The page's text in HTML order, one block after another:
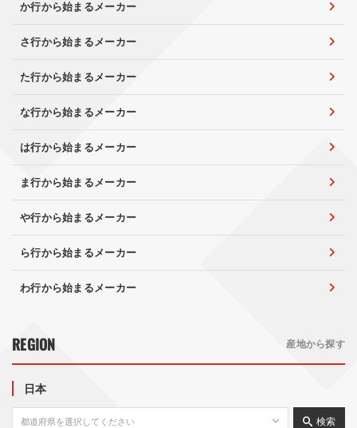
か行から始まるメーカー
さ行から始まるメーカー
た行から始まるメーカー
な行から始まるメーカー
は行から始まるメーカー
ま行から始まるメーカー
や行から始まるメーカー
ら行から始まるメーカー
わ行から始まるメーカー
REGION 産地から探す
日本
検索